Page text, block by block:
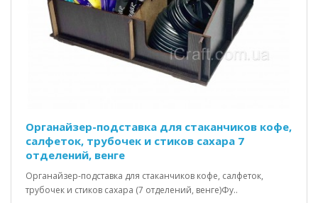
Органайзер-подставка для стаканчиков кофе,
салфеток, трубочек и стиков сахара 7
отделений, венге
Органайзер-подставка для стаканчиков кофе, салфеток,
трубочек и стиков сахара (7 отделений, венге)Фу..